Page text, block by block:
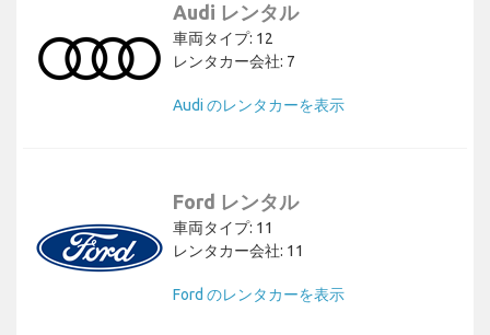
Audi レンタル
車両タイプ: 12
レンタカー会社: 7
Audi のレンタカーを表示
Ford レンタル
車両タイプ: 11
レンタカー会社: 11
Ford のレンタカーを表示